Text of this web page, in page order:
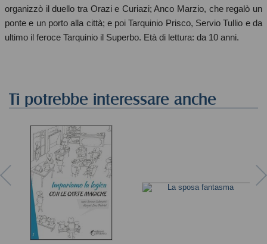
organizzò il duello tra Orazi e Curiazi; Anco Marzio, che regalò un
ponte e un porto alla città; e poi Tarquinio Prisco, Servio Tullio e da
ultimo il feroce Tarquinio il Superbo. Età di lettura: da 10 anni.
Ti potrebbe interessare anche